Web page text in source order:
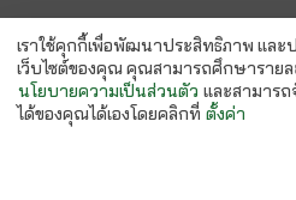
เราใช้คุกกี้เพื่อพัฒนาประสิทธิภาพ แล
เว็บไซต์ของคุณ คุณสามารถศึกษารายล
นโยบายความเป็นส่วนตัว และสามารถ
ได้ของคุณได้เองโดยคลิกที่ ตั้งค่า